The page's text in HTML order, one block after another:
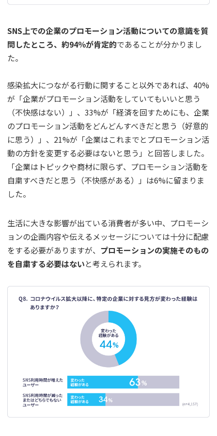
SNS上での企業のプロモーション活動についての意識を質
問したところ、約94％が肯定的であることが分かりまし
た。
感染拡大につながる行動に関すること以外であれば、40%
が「企業がプロモーション活動をしていてもいいと思う
（不快感はない）」、33%が「経済を回すためにも、企業
のプロモーション活動をどんどんすべきだと思う（好意的
に思う）」、21%が「企業はこれまでとプロモーション活
動の方針を変更する必要はないと思う」と回答しました。
「企業はトピックや商材に限らず、プロモーション活動を
自粛すべきだと思う（不快感がある）」は6%に留まりま
した。
生活に大きな影響が出ている消費者が多い中、プロモーシ
ョンの企画内容や伝えるメッセージについては十分に配慮
をする必要がありますが、 プロモーションの実施そのもの
を自粛する必要はないと考えられます。